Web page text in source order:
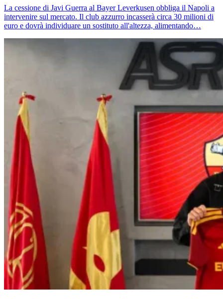
La cessione di Javi Guerra al Bayer Leverkusen obbliga il Napoli a
intervenire sul mercato. Il club azzurro incasserà circa 30 milioni di
euro e dovrà individuare un sostituto all'altezza, alimentando…